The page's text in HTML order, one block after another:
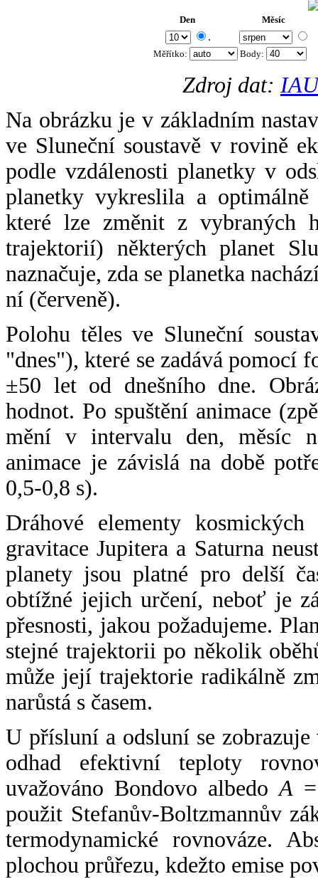
Den Měsíc
.
Měřítko: Body:
Zdroj dat:
Na obrázku je v základním
ve Sluneční soustavě v rovině
podle vzdálenosti planetky v
planetky vykreslila a
které lze změnit z vybraných
trajektorií) některých planet
naznačuje, zda se planetka
ní (červeně).
Polohu těles ve Sluneční
"dnes"), které se zadává pomocí
±50 let od dnešního dne.
hodnot. Po spuštění animace
mění v intervalu den, měsíc
animace je závislá na době
0,5-0,8 s).
Dráhové elementy
gravitace Jupitera a Saturna
planety jsou platné pro delší
obtížné jejich určení, neboť je
přesnosti, jakou požadujeme.
stejné trajektorii po několik
může její trajektorie radikálně
narůstá s časem.
U přísluní a odsluní se
odhad efektivní teploty
uvažováno Bondovo albedoA
použit Stefanův-Boltzmannův
termodynamické rovnováze.
plochou průřezu, kdežto emise